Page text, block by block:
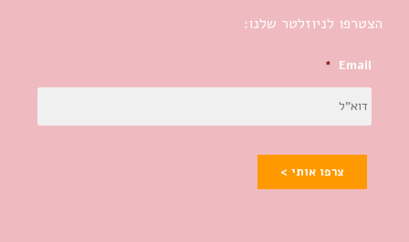
הצטרפו לניוזלטר שלנו:
Email
*
צרפו אותי >